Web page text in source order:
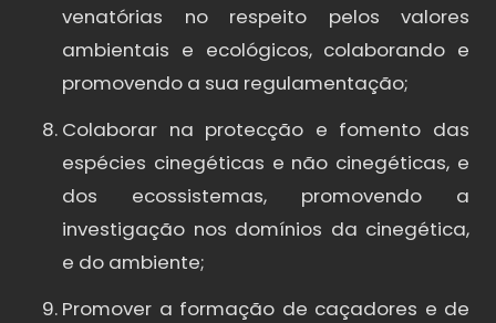
venatórias no respeito pelos valores
ambientais e ecológicos, colaborando e
promovendo a sua regulamentação;
Colaborar na protecção e fomento das
espécies cinegéticas e não cinegéticas, e
dos ecossistemas, promovendo a
investigação nos domínios da cinegética,
e do ambiente;
Promover a formação de caçadores e de